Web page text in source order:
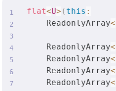
flat<U> ( this :
    ReadonlyArray
<
    ReadonlyArray
<
    ReadonlyArray
<
    ReadonlyArray
<
    ReadonlyArray
<